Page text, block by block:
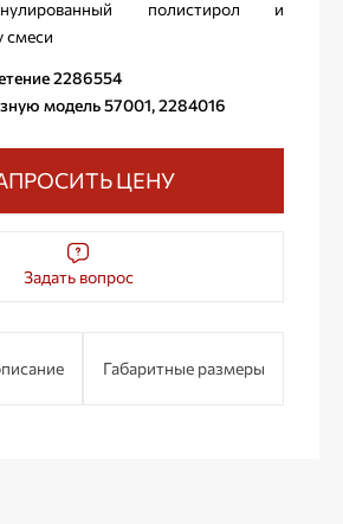
полистирол и
смеси
2286554
модель 57001, 2284016
Задать вопрос
ЦЕНУ
Габаритные размеры